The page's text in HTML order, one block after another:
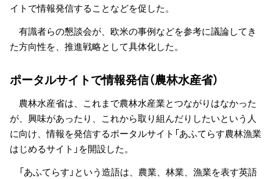
イトで情報発信することなどを促した。
有識者らの懇談会が、欧米の事例などを参考に議論してき
た方向性を、推進戦略として具体化した。
ポータルサイトで情報発信（農林水産省）
農林水産省は、これまで農林水産業とつながりはなかった
が、興味があったり、これから取り組んだりしたいという人
に向け、情報を発信するポータルサイト「あふてらす農林漁業
はじめるサイト」を開設した。
「あふてらす」という造語は、農業、林業、漁業を表す英語